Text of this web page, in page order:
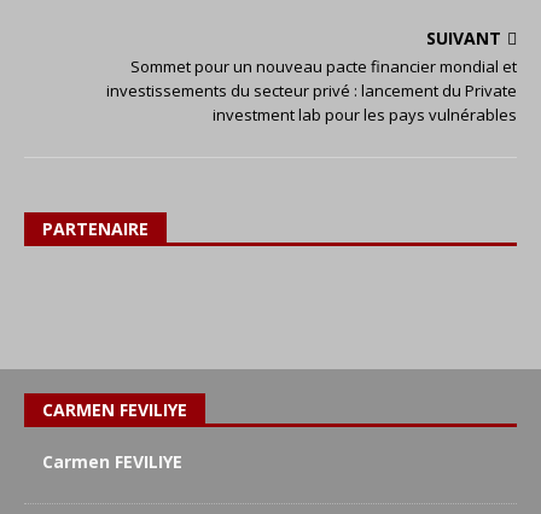
SUIVANT
Sommet pour un nouveau pacte financier mondial et
investissements du secteur privé : lancement du Private
investment lab pour les pays vulnérables
PARTENAIRE
CARMEN FEVILIYE
Carmen FEVILIYE